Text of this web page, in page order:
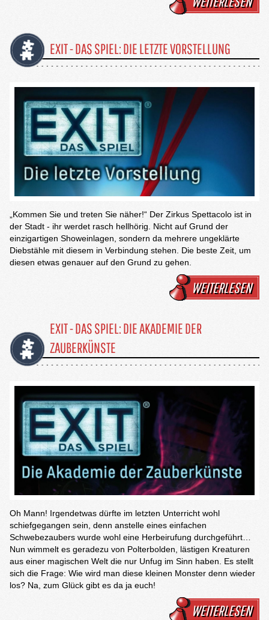
EXIT - DAS SPIEL: DIE LETZTE VORSTELLUNG
„Kommen Sie und treten Sie näher!“ Der Zirkus Spettacolo ist in
der Stadt - ihr werdet rasch hellhörig. Nicht auf Grund der
einzigartigen Showeinlagen, sondern da mehrere ungeklärte
Diebstähle mit diesem in Verbindung stehen. Die beste Zeit, um
diesen etwas genauer auf den Grund zu gehen.
WEITERLESEN
EXIT - DAS SPIEL: DIE AKADEMIE DER
ZAUBERKÜNSTE
Oh Mann! Irgendetwas dürfte im letzten Unterricht wohl
schiefgegangen sein, denn anstelle eines einfachen
Schwebezaubers wurde wohl eine Herbeirufung durchgeführt…
Nun wimmelt es geradezu von Polterbolden, lästigen Kreaturen
aus einer magischen Welt die nur Unfug im Sinn haben. Es stellt
sich die Frage: Wie wird man diese kleinen Monster denn wieder
los? Na, zum Glück gibt es da ja euch!
WEITERLESEN